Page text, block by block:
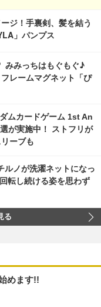
ジ！手裏剣、髪を結う
」パンプス
みみっちはもぐもぐ♪
レームマグネット「ぴ
ムカードゲーム 1st An
が実施中！ ストフリが
ーブも
ルノが洗濯ネットになっ
転し続ける姿を思わず
る
めます!!